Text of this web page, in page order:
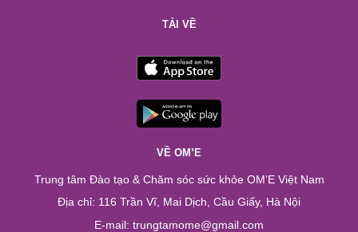
TẢI VỀ
VỀ OM’E
Trung tâm Đào tạo & Chăm sóc sức khỏe OM’E Việt Nam
Địa chỉ: 116 Trần Vĩ, Mai Dịch, Cầu Giấy, Hà Nội
E-mail: trungtamome@gmail.com